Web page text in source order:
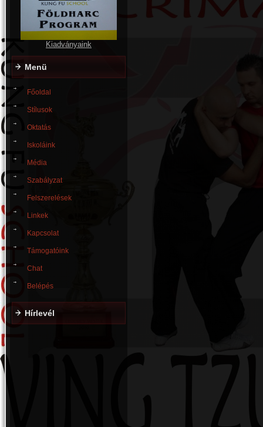
Kiadványaink
Menü
Főoldal
Stílusok
Oktatás
Iskoláink
Média
Szabályzat
Felszerelések
Linkek
Kapcsolat
Támogatóink
Chat
Belépés
Hírlevél